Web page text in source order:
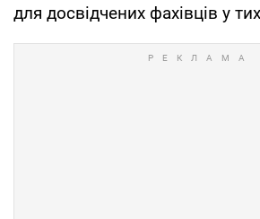
для досвідчених фахівців у